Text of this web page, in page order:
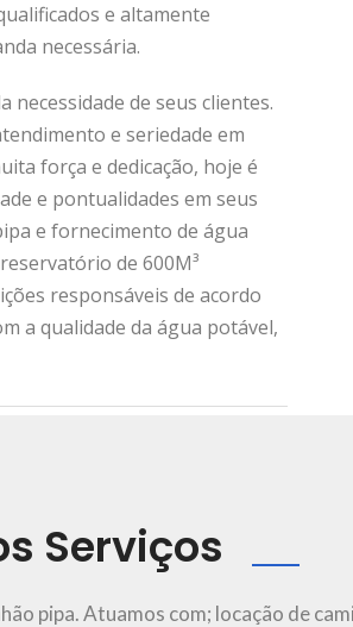
e altamente
necessária.
necessidade de seus clientes.
e seriedade em
força e dedicação, hoje é
e pontualidades em seus
e fornecimento de água
de 600M³
responsáveis de acordo
a qualidade da água potável,
Serviços
pipa. Atuamos com; locação de
Ver Mais..